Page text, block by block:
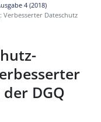
4 (2018)
Dateschutz
DGQ